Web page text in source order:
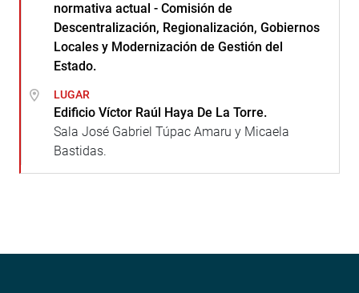
normativa actual - Comisión de
Descentralización, Regionalización, Gobiernos
Locales y Modernización de Gestión del
Estado.
LUGAR
Edificio Víctor Raúl Haya De La Torre.
Sala José Gabriel Túpac Amaru y Micaela
Bastidas.